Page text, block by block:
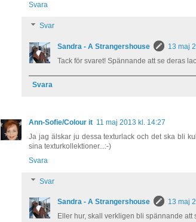
Svara
Svar
Sandra - A Strangershouse
13 maj
Tack för svaret! Spännande att se deras
Svara
Ann-Sofie/Colour it 11 maj 2013 kl. 14:27
Ja jag älskar ju dessa texturlack och det ska bli
sina texturkollektioner...:-)
Svara
Svar
Sandra - A Strangershouse
13 maj
Eller hur, skall verkligen bli spännande att